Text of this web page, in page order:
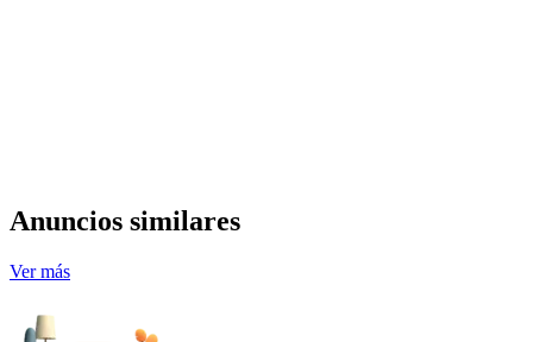
Anuncios similares
Ver más